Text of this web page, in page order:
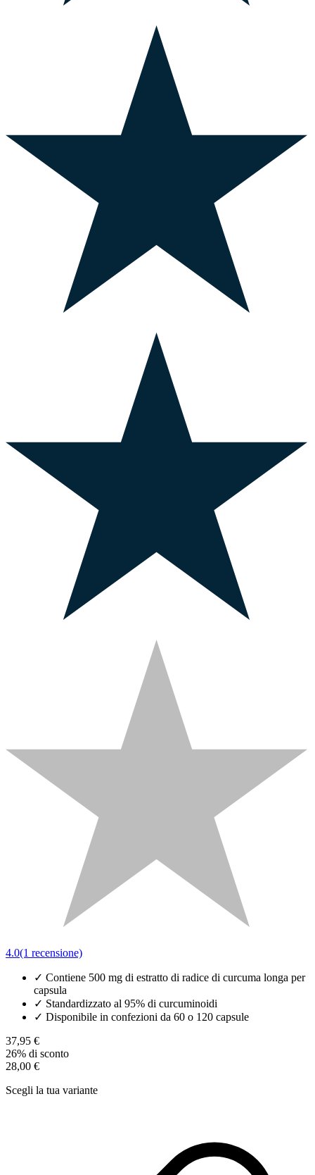
4.0(1 recensione)
✓ Contiene 500 mg di estratto di radice di curcuma longa per
capsula
✓ Standardizzato al 95% di curcuminoidi
✓ Disponibile in confezioni da 60 o 120 capsule
37,95 €
26% di sconto
28,00 €
Scegli la tua variante